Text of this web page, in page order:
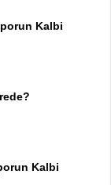
Kalbi
Kalbi